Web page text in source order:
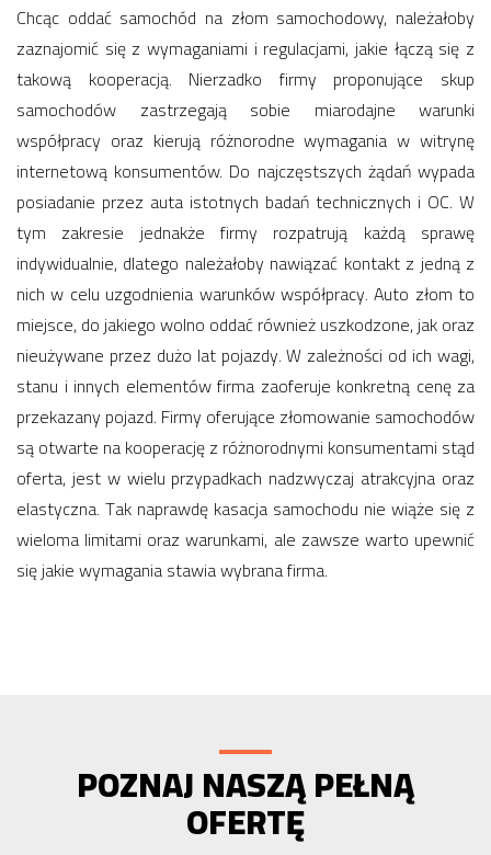
Chcąc oddać samochód na złom samochodowy, należałoby
zaznajomić się z wymaganiami i regulacjami, jakie łączą się z
takową kooperacją. Nierzadko firmy proponujące skup
samochodów zastrzegają sobie miarodajne warunki
współpracy oraz kierują różnorodne wymagania w witrynę
internetową konsumentów. Do najczęstszych żądań wypada
posiadanie przez auta istotnych badań technicznych i OC. W
tym zakresie jednakże firmy rozpatrują każdą sprawę
indywidualnie, dlatego należałoby nawiązać kontakt z jedną z
nich w celu uzgodnienia warunków współpracy. Auto złom to
miejsce, do jakiego wolno oddać również uszkodzone, jak oraz
nieużywane przez dużo lat pojazdy. W zależności od ich wagi,
stanu i innych elementów firma zaoferuje konkretną cenę za
przekazany pojazd. Firmy oferujące złomowanie samochodów
są otwarte na kooperację z różnorodnymi konsumentami stąd
oferta, jest w wielu przypadkach nadzwyczaj atrakcyjna oraz
elastyczna. Tak naprawdę kasacja samochodu nie wiąże się z
wieloma limitami oraz warunkami, ale zawsze warto upewnić
się jakie wymagania stawia wybrana firma.
POZNAJ NASZĄ PEŁNĄ
OFERTĘ